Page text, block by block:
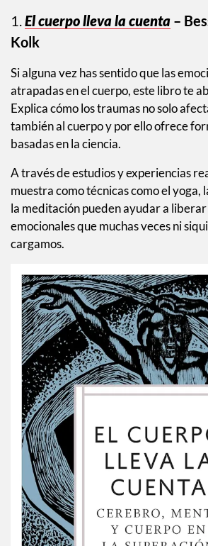
1.El cuerpo lleva la cuenta –
Kolk
Si alguna vez has sentido que las
atrapadas en el cuerpo, este libro te
Explica cómo los traumas no solo
también al cuerpo y por ello ofrece
basadas en la ciencia.
A través de estudios y experiencias
muestra como técnicas como el yoga,
la meditación pueden ayudar a liberar
emocionales que muchas veces ni
cargamos.